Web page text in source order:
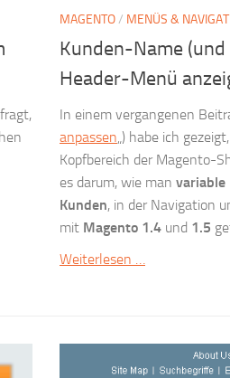
MAGENTO/ MENÜS &
Kunden-Name
Header-Menü
In einem vergangenen
anpassen„) habe ich
Kopfbereich der Magento-
es darum, wie man variable
Kunden, in der Navigation
mit Magento 1.4 und 1.5
Weiterlesen …